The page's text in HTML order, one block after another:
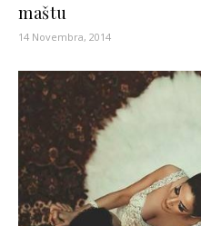
maštu
14 Novembra, 2014